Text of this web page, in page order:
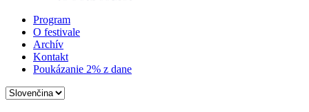
Program
O festivale
Archív
Kontakt
Poukázanie 2% z dane
Vyberte